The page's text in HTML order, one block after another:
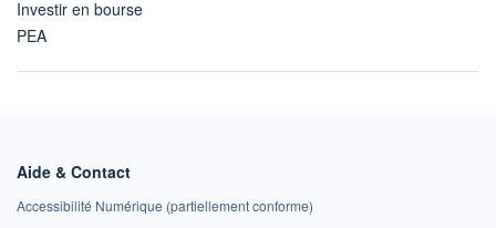
Investir en bourse
PEA
Aide & Contact
Accessibilité Numérique (partiellement conforme)